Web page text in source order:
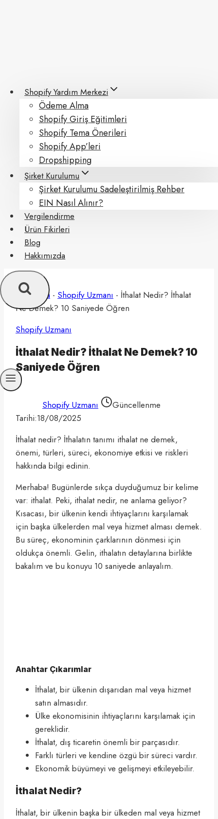
Shopify Yardım Merkezi
Ödeme Alma
Shopify Giriş Eğitimleri
Shopify Tema Önerileri
Shopify App’leri
Dropshipping
Şirket Kurulumu
Şirket Kurulumu Sadeleştirilmiş Rehber
EIN Nasıl Alınır?
Vergilendirme
Ürün Fikirleri
Blog
Hakkımızda
Ana Sayfa - Shopify Uzmanı - İthalat Nedir? İthalat
Ne Demek? 10 Saniyede Öğren
Shopify Uzmanı
İthalat Nedir? İthalat Ne Demek? 10
Saniyede Öğren
Shopify Uzmanı
Güncellenme
Tarihi:18/08/2025
İthalat nedir? İthalatın tanımı ithalat ne demek,
önemi, türleri, süreci, ekonomiye etkisi ve riskleri
hakkında bilgi edinin.
Merhaba! Bugünlerde sıkça duyduğumuz bir kelime
var: ithalat. Peki, ithalat nedir, ne anlama geliyor?
Kısacası, bir ülkenin kendi ihtiyaçlarını karşılamak
için başka ülkelerden mal veya hizmet alması demek.
Bu süreç, ekonominin çarklarının dönmesi için
oldukça önemli. Gelin, ithalatın detaylarına birlikte
bakalım ve bu konuyu 10 saniyede anlayalım.
Anahtar Çıkarımlar
İthalat, bir ülkenin dışarıdan mal veya hizmet
satın almasıdır.
Ülke ekonomisinin ihtiyaçlarını karşılamak için
gereklidir.
İthalat, dış ticaretin önemli bir parçasıdır.
Farklı türleri ve kendine özgü bir süreci vardır.
Ekonomik büyümeyi ve gelişmeyi etkileyebilir.
İthalat Nedir?
İthalat, bir ülkenin başka bir ülkeden mal veya hizmet